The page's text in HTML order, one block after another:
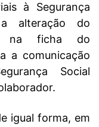
à Segurança
alteração do
na ficha do
a comunicação
Social
igual forma, em